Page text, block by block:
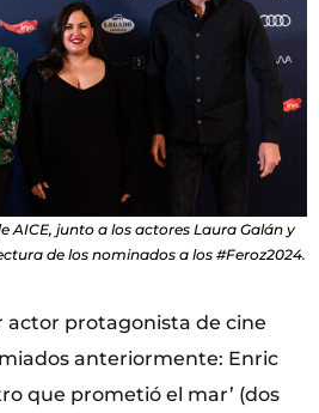
AICE, junto a los actores Laura Galán y
de los nominados a los #Feroz2024.
actor protagonista de cine
anteriormente: Enric
que prometió el mar’ (dos